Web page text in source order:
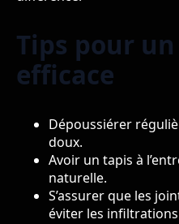
Tips pour
efficace
Dépoussiérer
doux.
Avoir un tapis à
naturelle.
S’assurer que les
éviter les infiltrations